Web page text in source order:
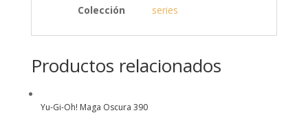
Colección
series
Productos relacionados
Yu-Gi-Oh! Maga Oscura 390